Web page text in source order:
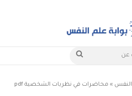
» محاضرات في نظريات الشخصية pdf